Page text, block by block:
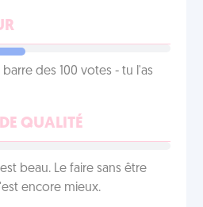
des 100 votes - tu l'as
QUALITÉ
beau. Le faire sans être
encore mieux.